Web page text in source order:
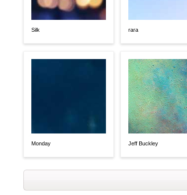
Silk
Monday
rara
Jeff Buckley